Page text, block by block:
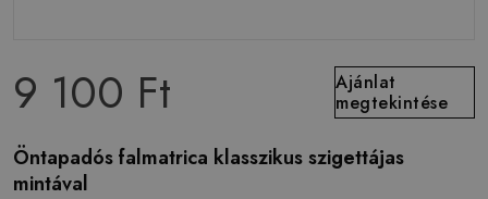
9 100 Ft
Ajánlat
megtekintése
Öntapadós falmatrica klasszikus szigettájas
mintával